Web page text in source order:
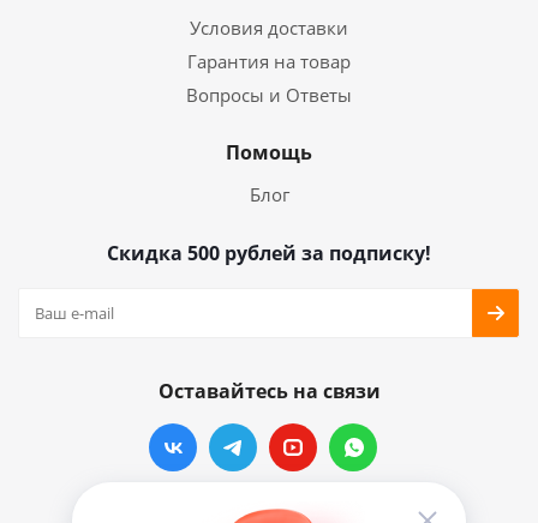
Условия доставки
Гарантия на товар
Вопросы и Ответы
Помощь
Блог
Скидка 500 рублей за подписку!
Оставайтесь на связи
Наши контакты